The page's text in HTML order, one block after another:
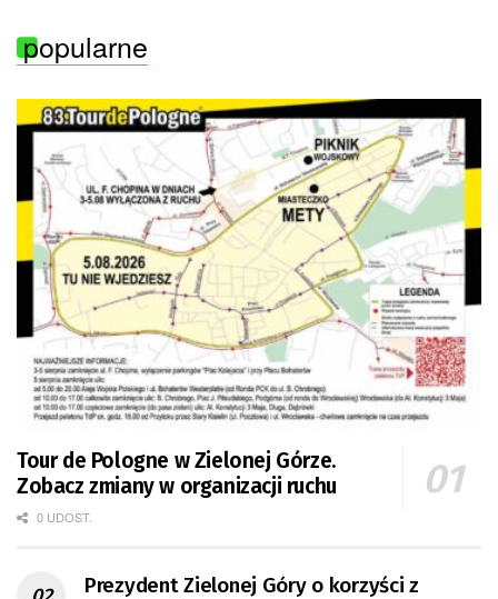
popularne
Tour de Pologne w Zielonej Górze.
Zobacz zmiany w organizacji ruchu
0 UDOST.
Prezydent Zielonej Góry o korzyści z